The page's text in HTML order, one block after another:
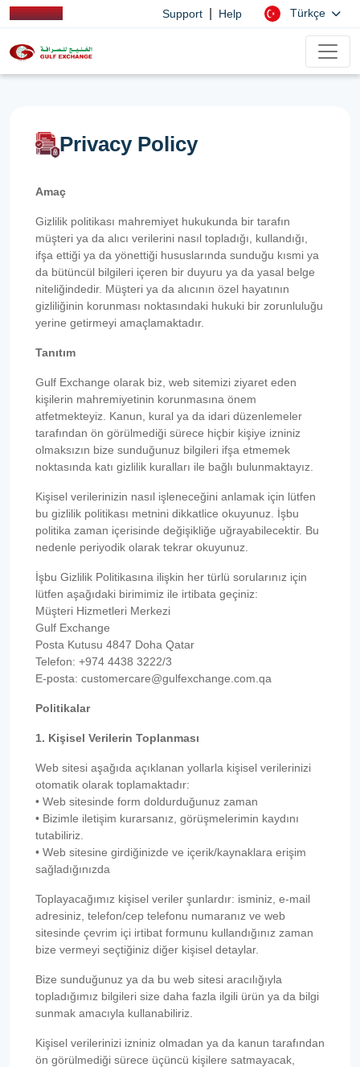
Support Help Türkçe
Privacy Policy
Amaç
Gizlilik politikası mahremiyet hukukunda bir tarafın
müşteri ya da alıcı verilerini nasıl topladığı, kullandığı,
ifşa ettiği ya da yönettiği hususlarında sunduğu kısmi ya
da bütüncül bilgileri içeren bir duyuru ya da yasal belge
niteliğindedir. Müşteri ya da alıcının özel hayatının
gizliliğinin korunması noktasındaki hukuki bir zorunluluğu
yerine getirmeyi amaçlamaktadır.
Tanıtım
Gulf Exchange olarak biz, web sitemizi ziyaret eden
kişilerin mahremiyetinin korunmasına önem
atfetmekteyiz. Kanun, kural ya da idari düzenlemeler
tarafından ön görülmediği sürece hiçbir kişiye izniniz
olmaksızın bize sunduğunuz bilgileri ifşa etmemek
noktasında katı gizlilik kuralları ile bağlı bulunmaktayız.
Kişisel verilerinizin nasıl işleneceğini anlamak için lütfen
bu gizlilik politikası metnini dikkatlice okuyunuz. İşbu
politika zaman içerisinde değişikliğe uğrayabilecektir. Bu
nedenle periyodik olarak tekrar okuyunuz.
İşbu Gizlilik Politikasına ilişkin her türlü sorularınız için
lütfen aşağıdaki birimimiz ile irtibata geçiniz:
Müşteri Hizmetleri Merkezi
Gulf Exchange
Posta Kutusu 4847 Doha Qatar
Telefon: +974 4438 3222/3
E-posta: customercare@gulfexchange.com.qa
Politikalar
1. Kişisel Verilerin Toplanması
Web sitesi aşağıda açıklanan yollarla kişisel verilerinizi
otomatik olarak toplamaktadır:
• Web sitesinde form doldurduğunuz zaman
• Bizimle iletişim kurarsanız, görüşmelerimin kaydını
tutabiliriz.
• Web sitesine girdiğinizde ve içerik/kaynaklara erişim
sağladığınızda
Toplayacağımız kişisel veriler şunlardır: isminiz, e-mail
adresiniz, telefon/cep telefonu numaranız ve web
sitesinde çevrim içi irtibat formunu kullandığınız zaman
bize vermeyi seçtiğiniz diğer kişisel detaylar.
Bize sunduğunuz ya da bu web sitesi aracılığıyla
topladığımız bilgileri size daha fazla ilgili ürün ya da bilgi
sunmak amacıyla kullanabiliriz.
Kişisel verilerinizi izniniz olmadan ya da kanun tarafından
ön görülmediği sürece üçüncü kişilere satmayacak,